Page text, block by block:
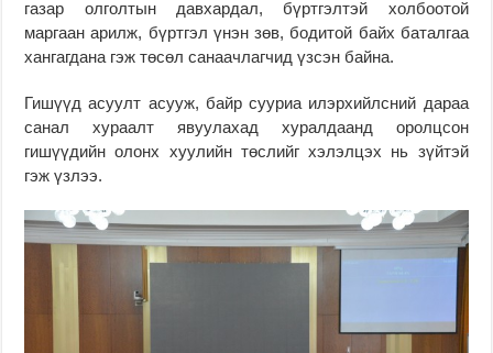
газар олголтын давхардал, бүртгэлтэй холбоотой
маргаан арилж, бүртгэл үнэн зөв, бодитой байх баталгаа
хангагдана гэж төсөл санаачлагчид үзсэн байна.
Гишүүд асуулт асууж, байр сууриа илэрхийлсний дараа
санал хураалт явуулахад хуралдаанд оролцсон
гишүүдийн олонх хуулийн төслийг хэлэлцэх нь зүйтэй
гэж үзлээ.